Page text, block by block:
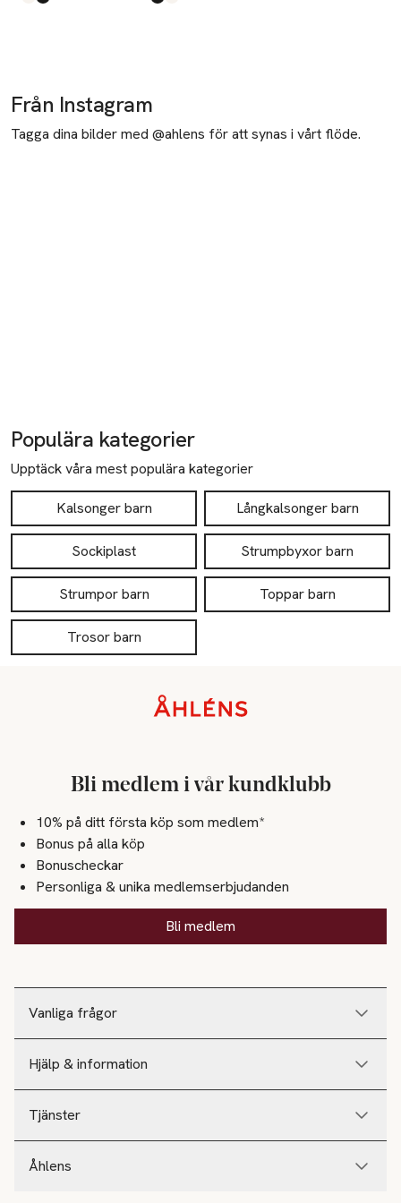
Produkten finns i färgerna:
White
Black
Produkten finns i färgerna:
Black
White
Från Instagram
Tagga dina bilder med @ahlens för att synas i vårt flöde.
Populära kategorier
Upptäck våra mest populära kategorier
Kalsonger barn Långkalsonger barn
Sockiplast Strumpbyxor barn
Strumpor barn Toppar barn
Trosor barn
Vanliga frågor
Hjälp & information
Tjänster
Åhlens
Bli medlem i vår kundklubb
10% på ditt första köp som medlem*
Bonus på alla köp
Bonuscheckar
Personliga & unika medlemserbjudanden
Bli medlem